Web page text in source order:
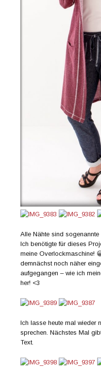
Alle Nähte sind
Ich benötigte für dieses
meine Overlockmaschine!
demnächst noch näher
aufgegangen – wie ich
her! <3
Ich lasse heute mal wieder
sprechen. Nächstes Mal
Text.